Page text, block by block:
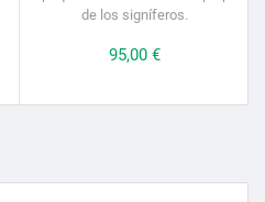
de los signíferos.
Precio
95,00 €